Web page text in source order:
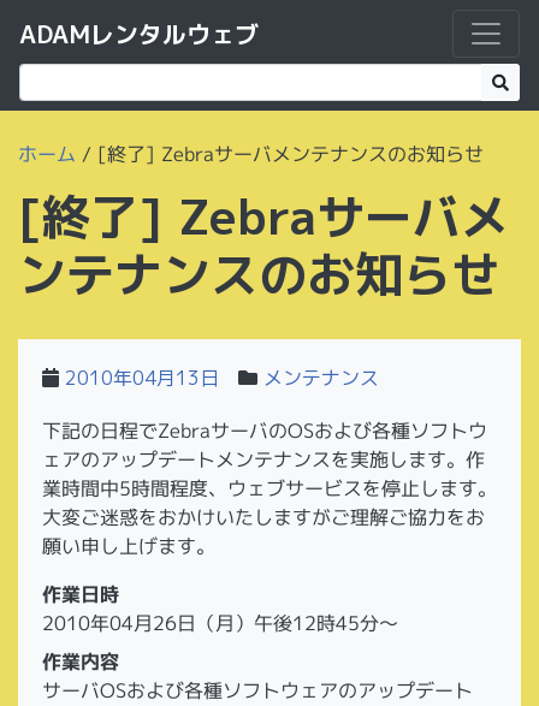
ADAMレンタルウェブ
ホーム / [終了] Zebraサーバメンテナンスのお知らせ
[終了] Zebraサーバメ
ンテナンスのお知らせ
2010年04月13日 メンテナンス
下記の日程でZebraサーバのOSおよび各種ソフトウ
ェアのアップデートメンテナンスを実施します。作
業時間中5時間程度、ウェブサービスを停止します。
大変ご迷惑をおかけいたしますがご理解ご協力をお
願い申し上げます。
作業日時
2010年04月26日（月）午後12時45分～
作業内容
サーバOSおよび各種ソフトウェアのアップデート